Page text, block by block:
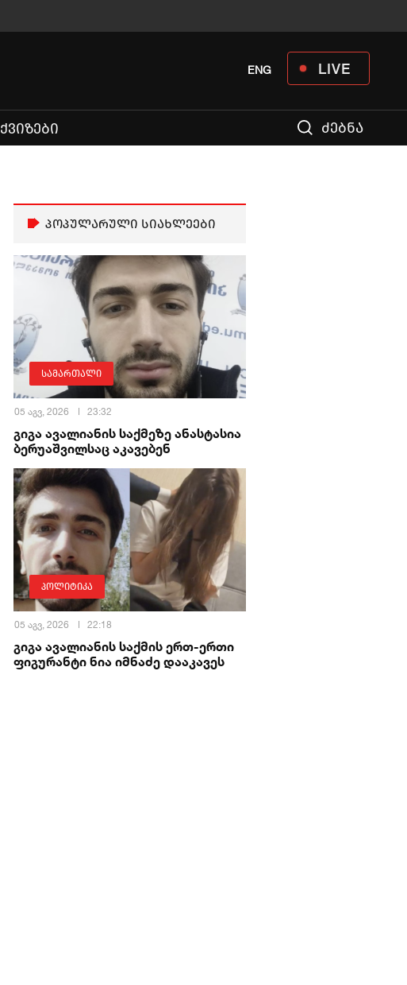
LIVE
ENG
ᲥᲕᲘᲖᲔᲑᲘ ძებნა
პოპულარული სიახლეები
სამართალი
05 აგვ, 2026 23:32
გიგა ავალიანის საქმეზე ანასტასია
ბერუაშვილსაც აკავებენ
პოლიტიკა
05 აგვ, 2026 22:18
გიგა ავალიანის საქმის ერთ-ერთი
ფიგურანტი ნია იმნაძე დააკავეს